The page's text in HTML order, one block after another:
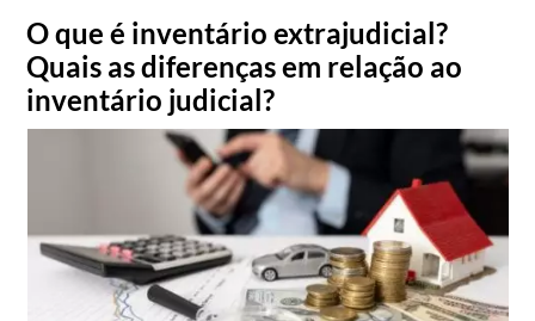
O que é inventário extrajudicial?
Quais as diferenças em relação ao
inventário judicial?